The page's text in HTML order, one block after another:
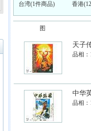
台湾(1件商品)
香港
图
天子
品相：
中华
品相：